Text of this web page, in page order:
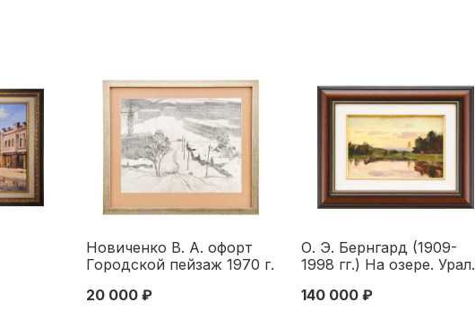
Новиченко В. А. офорт
Городской пейзаж 1970 г.
20 000 ₽
О. Э. Бернгард (1909-
1998 гг.) На озере. Урал.
см. Урал 1954
140 000 ₽